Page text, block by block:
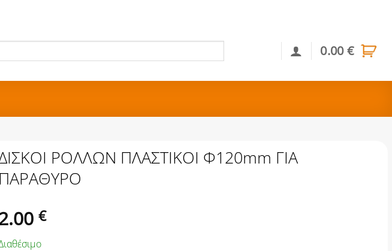
0.00€
ΡΟΛΛΩΝ ΠΛΑΣΤΙΚΟΙ Φ120mm ΓΙΑ
ΠΑΡΑΘΥΡΟ
€